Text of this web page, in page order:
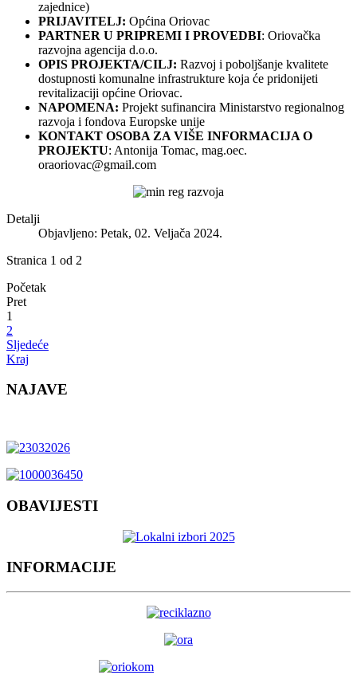
zajednice)
PRIJAVITELJ: Općina Oriovac
PARTNER U PRIPREMI I PROVEDBI: Oriovačka
razvojna agencija d.o.o.
OPIS PROJEKTA/CILJ: Razvoj i poboljšanje kvalitete
dostupnosti komunalne infrastrukture koja će pridonijeti
revitalizaciji općine Oriovac.
NAPOMENA: Projekt sufinancira Ministarstvo regionalnog
razvoja i fondova Europske unije
KONTAKT OSOBA ZA VIŠE INFORMACIJA O
PROJEKTU: Antonija Tomac, mag.oec.
oraoriovac@gmail.com
Detalji
Objavljeno: Petak, 02. Veljača 2024.
Stranica 1 od 2
Početak
Pret
1
2
Sljedeće
Kraj
NAJAVE
OBAVIJESTI
INFORMACIJE